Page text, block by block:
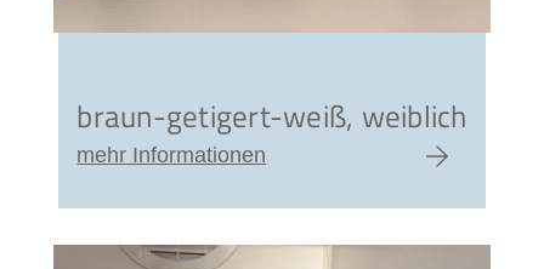
braun-getigert-weiß, weiblich
mehr Informationen
zum Artikel